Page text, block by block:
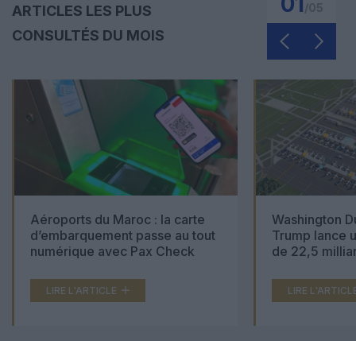
ARTICLES LES PLUS
CONSULTÉS DU MOIS
Aéroports du Maroc : la carte
d’embarquement passe au tout
numérique avec Pax Check
LIRE L'ARTICLE
Washington
Trump lance
de 22,5
LIRE